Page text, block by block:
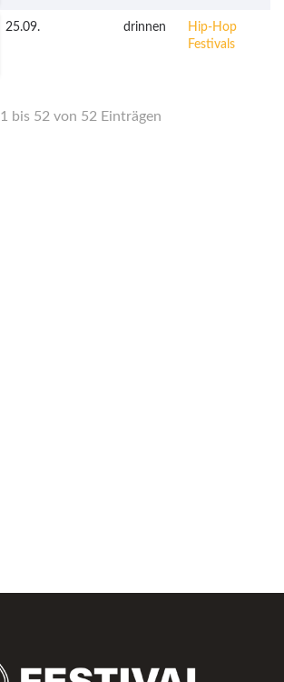
25.09. drinnen
Hip-Hop
Festivals
1 bis 52 von 52 Einträgen